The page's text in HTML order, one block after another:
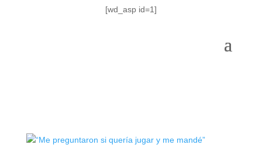
[wd_asp id=1]